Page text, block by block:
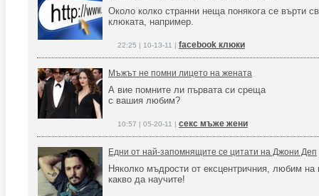
Около колко странни неща понякога се върти
клюката, например.
22:25 | 10-13-11 | facebook клюки
Мъжът не помни лицето на жената
А вие помните ли първата си среща
с вашия любим?
10:57 | 05-20-11 | секс мъже жени
Едни от най-запомнящите се цитати на Джони Деп
Няколко мъдрости от ексцентричния, любим на
какво да научите!